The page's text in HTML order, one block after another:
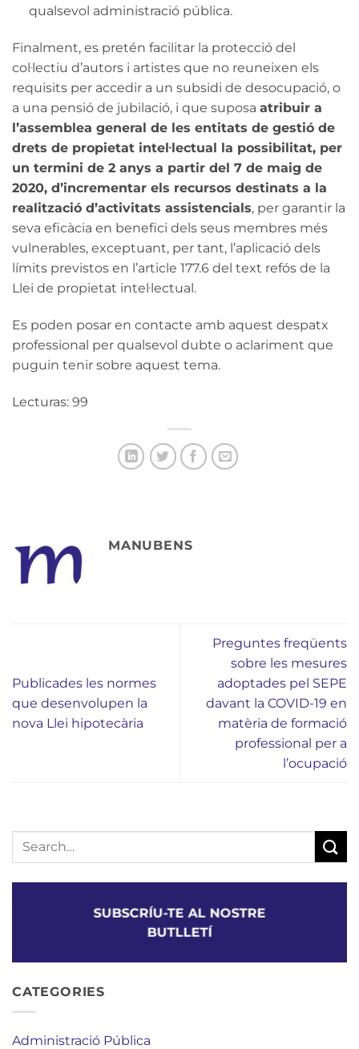
qualsevol administració pública.
Finalment, es pretén facilitar la protecció del
col·lectiu d’autors i artistes que no reuneixen els
requisits per accedir a un subsidi de desocupació, o
a una pensió de jubilació, i que suposa atribuir a
l’assemblea general de les entitats de gestió de
drets de propietat intel·lectual la possibilitat, per
un termini de 2 anys a partir del 7 de maig de
2020, d’incrementar els recursos destinats a la
realització d’activitats assistencials, per garantir la
seva eficàcia en benefici dels seus membres més
vulnerables, exceptuant, per tant, l’aplicació dels
límits previstos en l’article 177.6 del text refós de la
Llei de propietat intel·lectual.
Es poden posar en contacte amb aquest despatx
professional per qualsevol dubte o aclariment que
puguin tenir sobre aquest tema.
Lecturas: 99
MANUBENS
Publicades les normes
que desenvolupen la
nova Llei hipotecària
Preguntes freqüents
sobre les mesures
adoptades pel SEPE
davant la COVID-19 en
matèria de formació
professional per a
l’ocupació
SUBSCRÍU-TE AL NOSTRE
BUTLLETÍ
CATEGORIES
Administració Pública